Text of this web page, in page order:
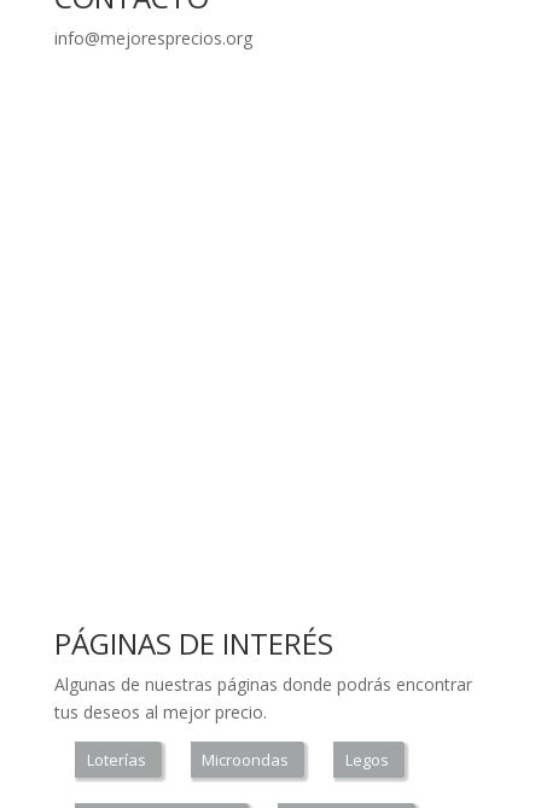
info@mejoresprecios.org
PÁGINAS DE INTERÉS
Algunas de nuestras páginas donde podrás encontrar
tus deseos al mejor precio.
Loterías Microondas Legos